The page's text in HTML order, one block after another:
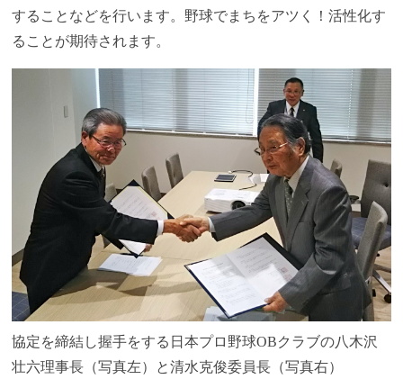
することなどを行います。野球でまちをアツく！活性化す
ることが期待されます。
協定を締結し握手をする日本プロ野球OBクラブの八木沢
壮六理事長（写真左）と清水克俊委員長（写真右）